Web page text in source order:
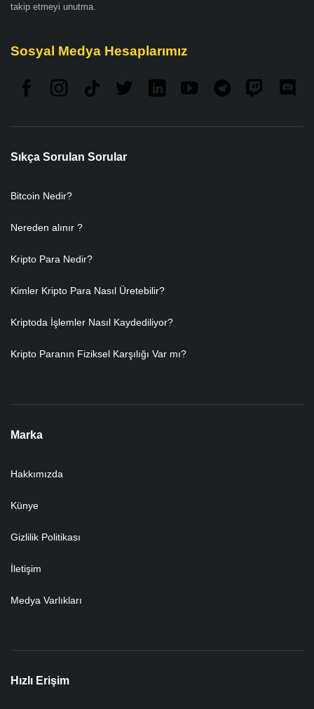
takip etmeyi unutma.
Sosyal Medya Hesaplarımız
Sıkça Sorulan Sorular
Bitcoin Nedir?
Nereden alınır ?
Kripto Para Nedir?
Kimler Kripto Para Nasıl Üretebilir?
Kriptoda İşlemler Nasıl Kaydediliyor?
Kripto Paranın Fiziksel Karşılığı Var mı?
Marka
Hakkımızda
Künye
Gizlilik Politikası
İletişim
Medya Varlıkları
Hızlı Erişim